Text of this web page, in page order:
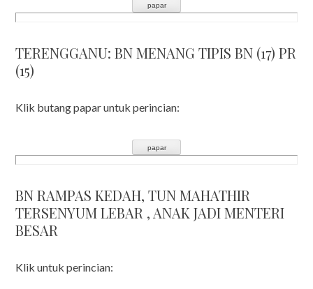
TERENGGANU: BN MENANG TIPIS BN (17) PR
(15)
Klik butang papar untuk perincian:
BN RAMPAS KEDAH, TUN MAHATHIR
TERSENYUM LEBAR , ANAK JADI MENTERI
BESAR
Klik untuk perincian: